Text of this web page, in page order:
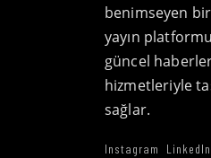
benimseyen
yayın
güncel
hizmetleriyle
sağlar.
Instagram LinkedIn